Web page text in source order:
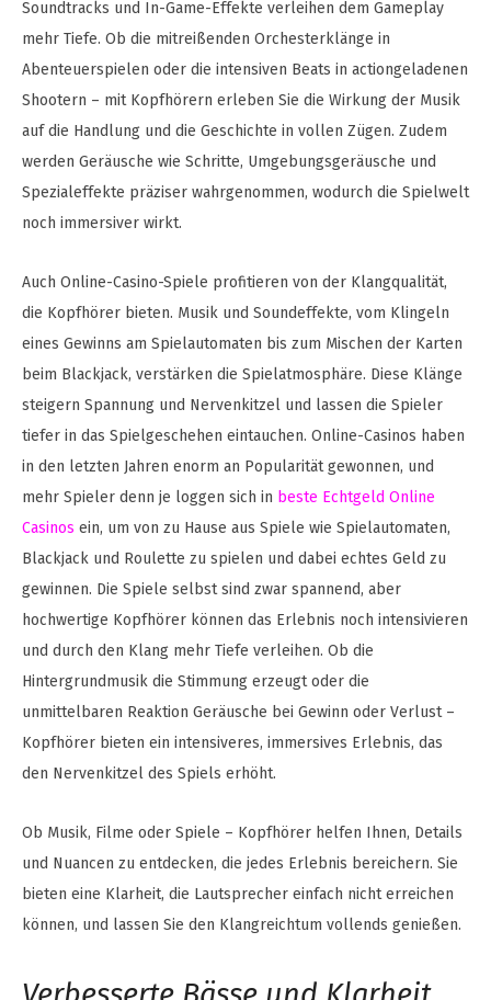
Soundtracks und In-Game-Effekte verleihen dem Gameplay
mehr Tiefe. Ob die mitreißenden Orchesterklänge in
Abenteuerspielen oder die intensiven Beats in actiongeladenen
Shootern – mit Kopfhörern erleben Sie die Wirkung der Musik
auf die Handlung und die Geschichte in vollen Zügen. Zudem
werden Geräusche wie Schritte, Umgebungsgeräusche und
Spezialeffekte präziser wahrgenommen, wodurch die Spielwelt
noch immersiver wirkt.
Auch Online-Casino-Spiele profitieren von der Klangqualität,
die Kopfhörer bieten. Musik und Soundeffekte, vom Klingeln
eines Gewinns am Spielautomaten bis zum Mischen der Karten
beim Blackjack, verstärken die Spielatmosphäre. Diese Klänge
steigern Spannung und Nervenkitzel und lassen die Spieler
tiefer in das Spielgeschehen eintauchen. Online-Casinos haben
in den letzten Jahren enorm an Popularität gewonnen, und
mehr Spieler denn je loggen sich in beste Echtgeld Online
Casinos ein, um von zu Hause aus Spiele wie Spielautomaten,
Blackjack und Roulette zu spielen und dabei echtes Geld zu
gewinnen. Die Spiele selbst sind zwar spannend, aber
hochwertige Kopfhörer können das Erlebnis noch intensivieren
und durch den Klang mehr Tiefe verleihen. Ob die
Hintergrundmusik die Stimmung erzeugt oder die
unmittelbaren Reaktion Geräusche bei Gewinn oder Verlust –
Kopfhörer bieten ein intensiveres, immersives Erlebnis, das
den Nervenkitzel des Spiels erhöht.
Ob Musik, Filme oder Spiele – Kopfhörer helfen Ihnen, Details
und Nuancen zu entdecken, die jedes Erlebnis bereichern. Sie
bieten eine Klarheit, die Lautsprecher einfach nicht erreichen
können, und lassen Sie den Klangreichtum vollends genießen.